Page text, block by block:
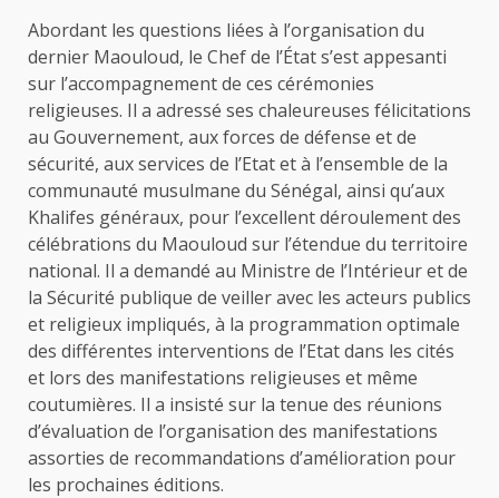
Abordant les questions liées à l’organisation du
dernier Maouloud, le Chef de l’État s’est appesanti
sur l’accompagnement de ces cérémonies
religieuses. Il a adressé ses chaleureuses félicitations
au Gouvernement, aux forces de défense et de
sécurité, aux services de l’Etat et à l’ensemble de la
communauté musulmane du Sénégal, ainsi qu’aux
Khalifes généraux, pour l’excellent déroulement des
célébrations du Maouloud sur l’étendue du territoire
national. Il a demandé au Ministre de l’Intérieur et de
la Sécurité publique de veiller avec les acteurs publics
et religieux impliqués, à la programmation optimale
des différentes interventions de l’Etat dans les cités
et lors des manifestations religieuses et même
coutumières. Il a insisté sur la tenue des réunions
d’évaluation de l’organisation des manifestations
assorties de recommandations d’amélioration pour
les prochaines éditions.